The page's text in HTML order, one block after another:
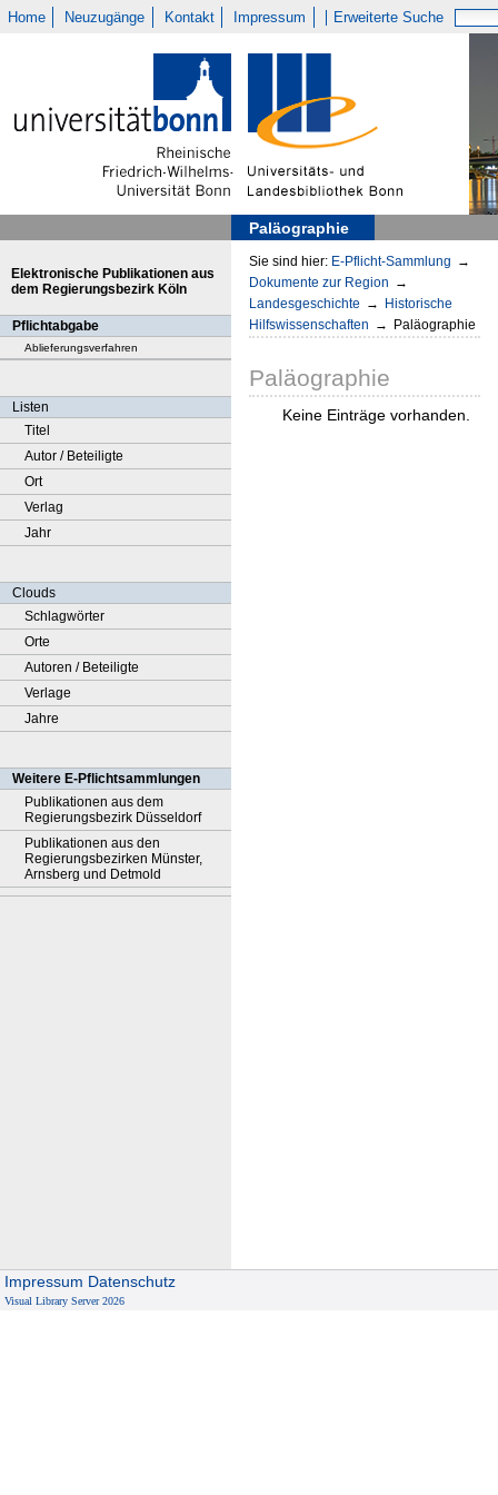
Home Neuzugänge Kontakt Impressum Erweiterte Suche
Paläographie
Elektronische Publikationen aus
dem Regierungsbezirk Köln
Pflichtabgabe
Ablieferungsverfahren
Listen
Titel
Autor / Beteiligte
Ort
Verlag
Jahr
Clouds
Schlagwörter
Orte
Autoren / Beteiligte
Verlage
Jahre
Weitere E-Pflichtsammlungen
Publikationen aus dem
Regierungsbezirk Düsseldorf
Publikationen aus den
Regierungsbezirken Münster,
Arnsberg und Detmold
Sie sind hier: E-Pflicht-Sammlung →
Dokumente zur Region →
Landesgeschichte →
Historische
Hilfswissenschaften → Paläographie
Paläographie
Keine Einträge vorhanden.
Impressum Datenschutz
Visual Library Server 2026